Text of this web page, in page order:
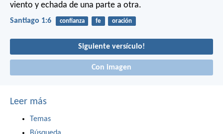
viento y echada de una parte a otra.
Santiago 1:6 confianza fe oración
Siguiente versículo!
Con imagen
Leer más
Temas